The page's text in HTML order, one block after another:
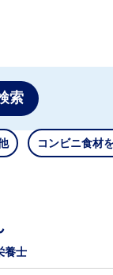
索
コンビニ食材
養士